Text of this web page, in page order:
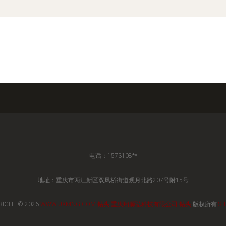
电话：1573108**
地址：重庆市两江新区双凤桥街道观月北路207号附15号
© 2026 WWW.UXMNG.COM 钻头 重庆翔源弘科技有限公司 钻头 版权所有